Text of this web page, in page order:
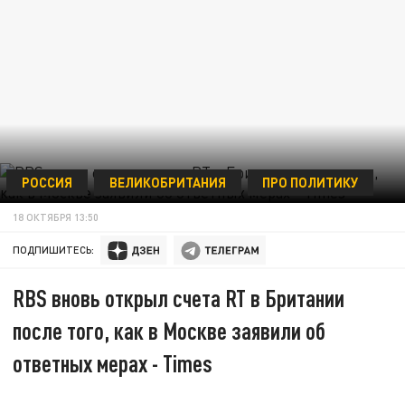
РОССИЯ ВЕЛИКОБРИТАНИЯ ПРО ПОЛИТИКУ
18 ОКТЯБРЯ 13:50
ПОДПИШИТЕСЬ:
RBS вновь открыл счета RT в Британии
после того, как в Москве заявили об
ответных мерах - Times